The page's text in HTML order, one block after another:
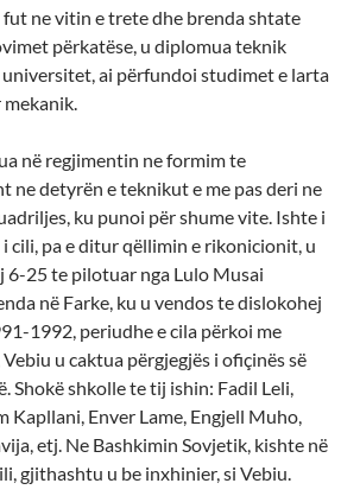
ne vitin e trete dhe brenda shtate
përkatëse, u diplomua teknik
ai përfundoi studimet e larta
në regjimentin ne formim te
ne detyrën e teknikut e me pas deri ne
ku punoi për shume vite. Ishte i
cili, pa e ditur qëllimin e rikonicionit, u
6-25 te pilotuar nga Lulo Musai
në Farke, ku u vendos te dislokohej
1992, periudhe e cila përkoi me
u caktua përgjegjës i ofiçinës së
Shokë shkolle te tij ishin: Fadil Leli,
Kapllani, Enver Lame, Engjell Muho,
etj. Ne Bashkimin Sovjetik, kishte në
gjithashtu u be inxhinier, si Vebiu.